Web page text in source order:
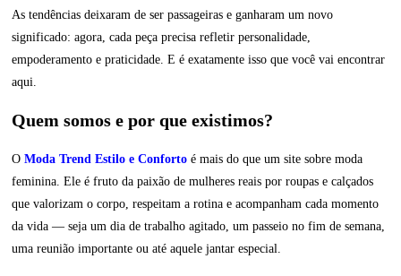
As tendências deixaram de ser passageiras e ganharam um novo
significado: agora, cada peça precisa refletir personalidade,
empoderamento e praticidade. E é exatamente isso que você vai encontrar
aqui.
Quem somos e por que existimos?
O Moda Trend Estilo e Conforto é mais do que um site sobre moda
feminina. Ele é fruto da paixão de mulheres reais por roupas e calçados
que valorizam o corpo, respeitam a rotina e acompanham cada momento
da vida — seja um dia de trabalho agitado, um passeio no fim de semana,
uma reunião importante ou até aquele jantar especial.